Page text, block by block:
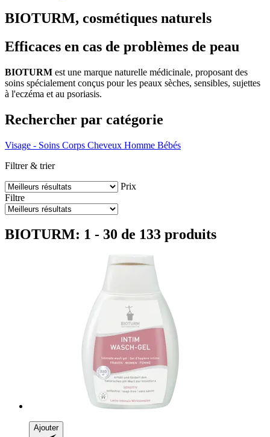
BIOTURM, cosmétiques naturels
Efficaces en cas de problèmes de peau
BIOTURM est une marque naturelle médicinale, proposant des
soins spécialement conçus pour les peaux sèches, sensibles, sujettes
à l'eczéma et au psoriasis.
Rechercher par catégorie
Visage - Soins Corps Cheveux Homme Bébés
Filtrer & trier
Prix
Filtre
BIOTURM: 1 - 30 de 133 produits
Ajouter